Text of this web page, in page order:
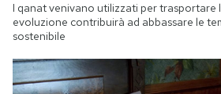
I qanat venivano utilizzati per trasportare
evoluzione contribuirà ad abbassare le
sostenibile